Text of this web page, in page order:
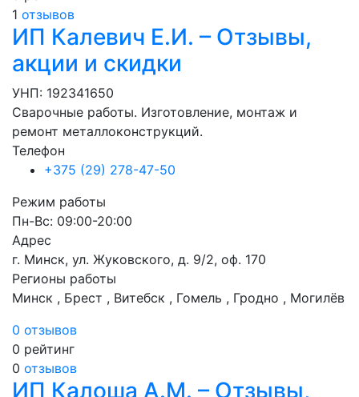
1 отзывов
ИП Калевич Е.И. – Отзывы,
акции и скидки
УНП: 192341650
Сварочные работы. Изготовление, монтаж и
ремонт металлоконструкций.
Телефон
+375 (29) 278-47-50
Режим работы
Пн-Вс: 09:00-20:00
Адрес
г. Минск, ул. Жуковского, д. 9/2, оф. 170
Регионы работы
Минск , Брест , Витебск , Гомель , Гродно , Могилёв
0 отзывов
0 рейтинг
0 отзывов
ИП Калоша А.М. – Отзывы,